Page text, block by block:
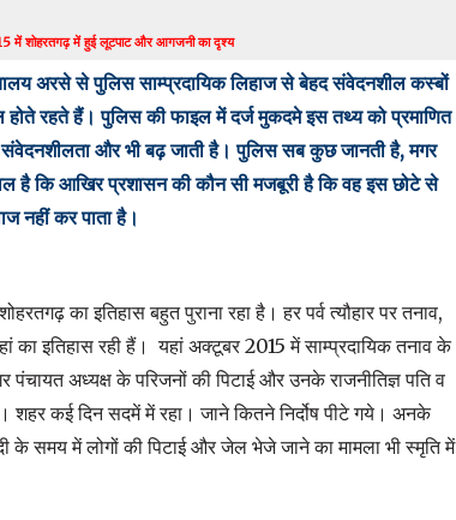
में शोहरतगढ़ में हुई लूटपाट और आगजनी का दृश्य
अरसे से पुलिस साम्प्रदायिक लिहाज से बेहद संवेदनशील कस्बों
होते रहते हैं। पुलिस की फाइल में दर्ज मुकदमे इस तथ्य को प्रमाणित
और भी बढ़ जाती है। पुलिस सब कुछ जानती है, मगर
है कि आखिर प्रशासन की कौन सी मजबूरी है कि वह इस छोटे से
नहीं कर पाता है।
का इतिहास बहुत पुराना रहा है। हर पर्व त्यौहार पर तनाव,
का इतिहास रही हैं। यहां अक्टूबर 2015 में साम्प्रदायिक तनाव के
अध्यक्ष के परिजनों की पिटाई और उनके राजनीतिज्ञ पति व
शहर कई दिन सदमें में रहा। जाने कितने निर्दोष पीटे गये। अनके
के समय में लोगों की पिटाई और जेल भेजे जाने का मामला भी स्मृति में